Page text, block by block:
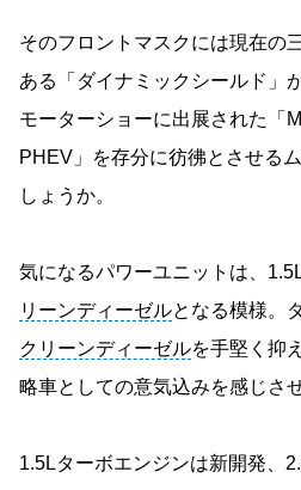
そのフロントマスクには現在の
ある「ダイナミックシールド」
モーターショーに出展された「
PHEV」を存分に彷彿とさせる
しょうか。
気になるパワーユニットは、
リーンディーゼルとなる模様。
クリーンディーゼルを手堅く抑
略車としての意気込みを感じさ
1.5Lターボエンジンは新開発、